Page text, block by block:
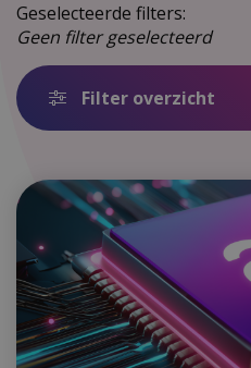
Geselecteerde filters:
Geen filter geselecteerd
Filter overzicht
Zoek
hier
naam
Zoeken
Selecteer
een
type
Type